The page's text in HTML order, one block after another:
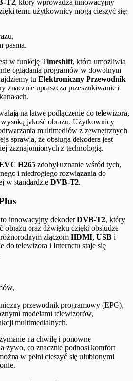
T2, który wprowadza innowacyjny
temu użytkownicy mogą cieszyć się:
pasma.
w funkcję Timeshift, która umożliwia
oglądania programów w dowolnym
tu Elektroniczny Przewodnik
znacznie upraszcza przeszukiwanie i
na łatwe podłączenie do telewizora,
jakość obrazu. Użytkownicy
multimediów z zewnętrznych
sprawia, że obsługa dekodera jest
zaznajomionych z technologią.
H265 zdobył uznanie wśród tych,
i niedrogiego rozwiązania do
w standardzie DVB-T2.
to innowacyjny dekoderDVB-T2, który
obrazu oraz dźwięku dzięki obsłudze
złączom HDMI, USB i
do telewizora i Internetu staje się
przewodnik programowy (EPG),
modelami telewizorów,
multimedialnych.
na chwilę i ponowne
żywo, co znacznie podnosi komfort
w pełni cieszyć się ulubionymi